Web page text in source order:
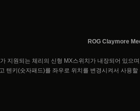
ROG Claymore
지원되는 체리의 신형 MX스위치가 내장되어 있으
텐키(숫자패드)를 좌우로 위치를 변경시켜서 사용